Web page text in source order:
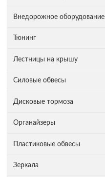
Внедорожное оборудование
Тюнинг
Лестницы на крышу
Силовые обвесы
Дисковые тормоза
Органайзеры
Пластиковые обвесы
Зеркала